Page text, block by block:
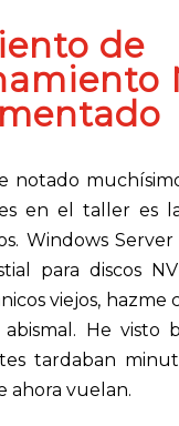
de
notado
en el taller es
Windows
para discos
viejos, hazme
He visto
tardaban
ahora vuelan.